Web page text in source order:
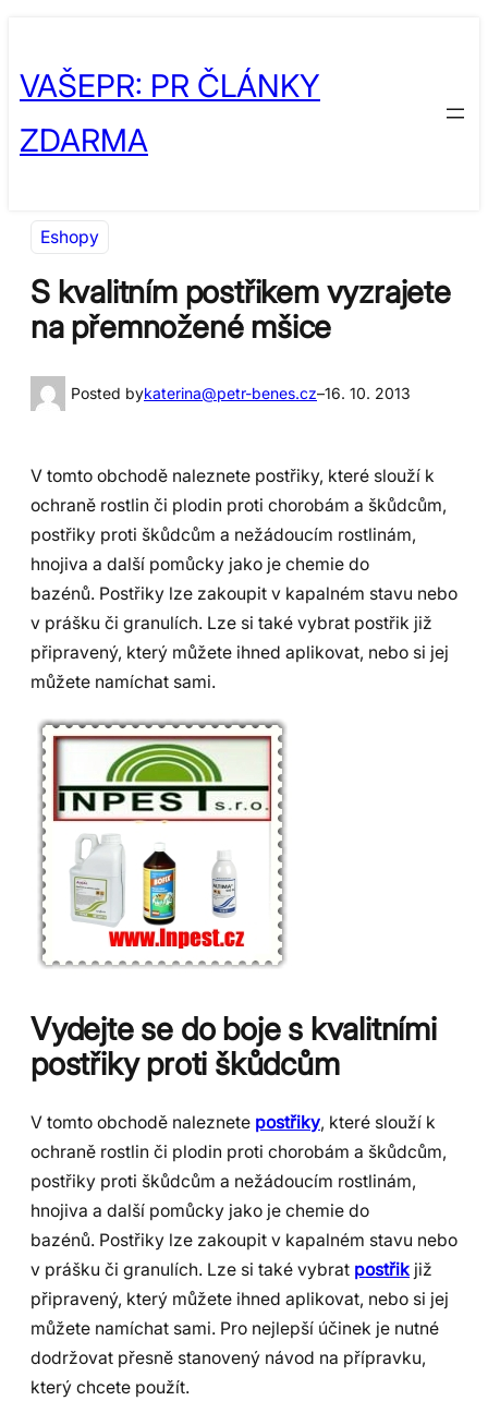
obsah
content
VAŠEPR: PR ČLÁNKY
ZDARMA
Eshopy
S kvalitním postřikem vyzrajete
na přemnožené mšice
Posted bykaterina@petr-benes.cz–16. 10. 2013
V tomto obchodě naleznete postřiky, které slouží k
ochraně rostlin či plodin proti chorobám a škůdcům,
postřiky proti škůdcům a nežádoucím rostlinám,
hnojiva a další pomůcky jako je chemie do
bazénů. Postřiky lze zakoupit v kapalném stavu nebo
v prášku či granulích. Lze si také vybrat postřik již
připravený, který můžete ihned aplikovat, nebo si jej
můžete namíchat sami.
Vydejte se do boje s kvalitními
postřiky proti škůdcům
V tomto obchodě naleznete postřiky, které slouží k
ochraně rostlin či plodin proti chorobám a škůdcům,
postřiky proti škůdcům a nežádoucím rostlinám,
hnojiva a další pomůcky jako je chemie do
bazénů. Postřiky lze zakoupit v kapalném stavu nebo
v prášku či granulích. Lze si také vybrat postřik již
připravený, který můžete ihned aplikovat, nebo si jej
můžete namíchat sami. Pro nejlepší účinek je nutné
dodržovat přesně stanovený návod na přípravku,
který chcete použít.